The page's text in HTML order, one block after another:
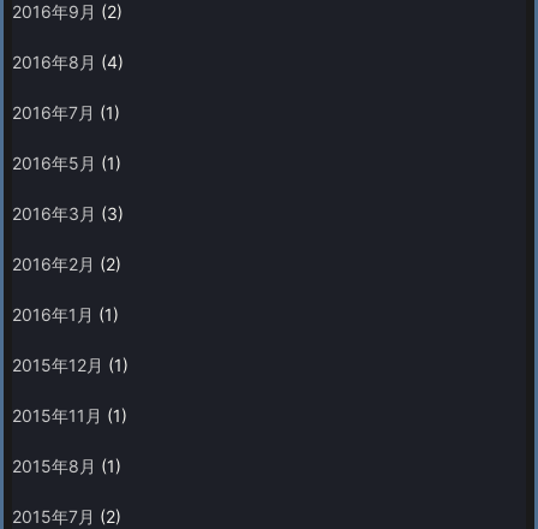
2016年9月 (2)
2016年8月 (4)
2016年7月 (1)
2016年5月 (1)
2016年3月 (3)
2016年2月 (2)
2016年1月 (1)
2015年12月 (1)
2015年11月 (1)
2015年8月 (1)
2015年7月 (2)